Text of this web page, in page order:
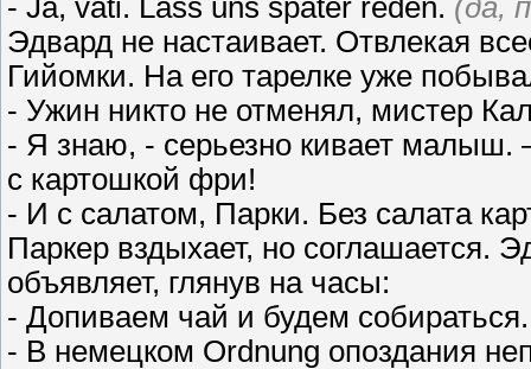
- Ja, vati. Lass uns später reden. (да,
Эдвард не настаивает. Отвлекая
Гийомки. На его тарелке уже
- Ужин никто не отменял, мистер
- Я знаю, - серьезно кивает
с картошкой фри!
- И с салатом, Парки. Без салата
Паркер вздыхает, но соглашается.
объявляет, глянув на часы:
- Допиваем чай и будем собираться.
- В немецком Ordnung опоздания